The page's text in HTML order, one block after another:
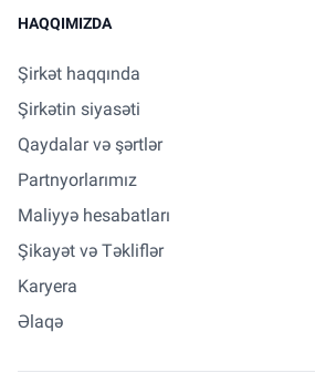
HAQQIMIZDA
Şirkət haqqında
Şirkətin siyasəti
Qaydalar və şərtlər
Partnyorlarımız
Maliyyə hesabatları
Şikayət və Təkliflər
Karyera
Əlaqə